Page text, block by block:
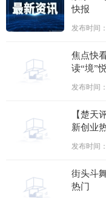
快报
发布时间
焦点快
读“境”
发布时间
【楚天
新创业
发布时间
街头斗
热门